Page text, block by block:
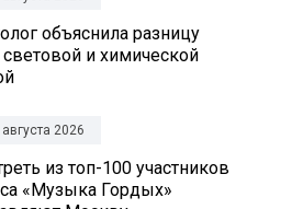
объяснила разницу
и химической
2026
из топ-100 участников
«Музыка Гордых»